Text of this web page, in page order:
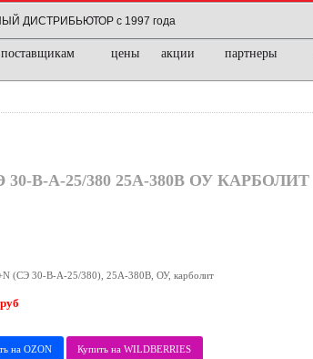
ДИСТРИБЬЮТОР с 1997 года
поставщикам цены акции партнеры
В-А-25/380 25А-380В ОУ КАРБОЛИТ
(СЭ 30-В-А-25/380), 25А-380В, ОУ, карболит
на OZON Купить на WILDBERRIES